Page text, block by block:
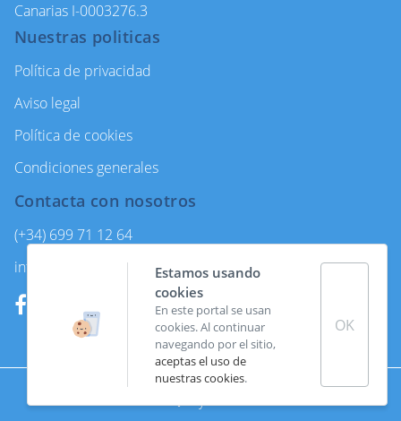
Canarias I-0003276.3
Nuestras politicas
Política de privacidad
Aviso legal
Política de cookies
Condiciones generales
Contacta con nosotros
(+34) 699 71 12 64
info@enjoycanarytours.com
Made with byCoco Solution.
Estamos usando
cookies
En este portal se usan
cookies. Al continuar
navegando por el sitio,
aceptas el uso de
nuestras cookies.
OK